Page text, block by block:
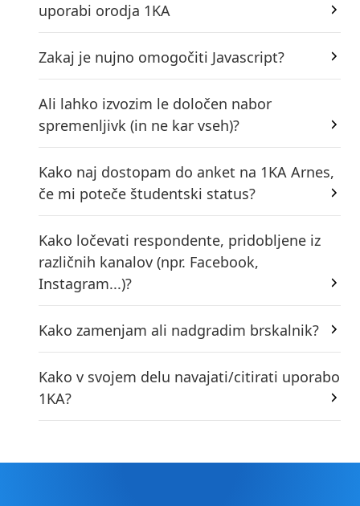
uporabi orodja 1KA
Zakaj je nujno omogočiti Javascript?
Ali lahko izvozim le določen nabor
spremenljivk (in ne kar vseh)?
Kako naj dostopam do anket na 1KA Arnes,
če mi poteče študentski status?
Kako ločevati respondente, pridobljene iz
različnih kanalov (npr. Facebook,
Instagram...)?
Kako zamenjam ali nadgradim brskalnik?
Kako v svojem delu navajati/citirati uporabo
1KA?